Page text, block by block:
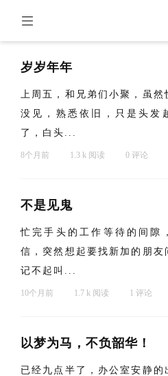
岁岁年年
上周五，和兄弟们小聚，虽然
没见，熟悉依旧，只是头发
了，白头...
8个月前 1.3 k 阅读 0 评论
不是见鬼
忙完手头的工作等待的间隙
信，突然想起要找新加的朋友
记不起叫...
10个月前 1.7 k 阅读 1 评论
以梦为马，不负韶华！
已经九点半了，办公室安静的